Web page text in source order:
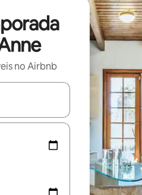
no Airbnb
explore-os usando as